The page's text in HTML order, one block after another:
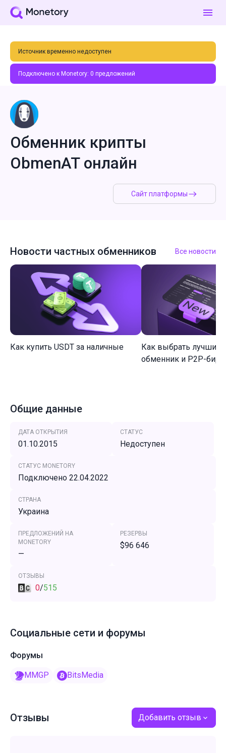
Источник временно недоступен
Подключено к Monetory: 0 предложений
Сайт платформы
Обменник крипты
ObmenAT онлайн
Новости частных обменников Все новости
Как купить USDT за наличные
Как выбрать лучший
обменник и P2P-
Общие данные
ДАТА ОТКРЫТИЯ
01.10.2015
СТАТУС
Недоступен
СТАТУС MONETORY
Подключено 22.04.2022
СТРАНА
Украина
ПРЕДЛОЖЕНИЙ НА
MONETORY
—
РЕЗЕРВЫ
$96 646
ОТЗЫВЫ
0/515
Социальные сети и форумы
Форумы
MMGP BitsMedia
Отзывы Добавить отзыв